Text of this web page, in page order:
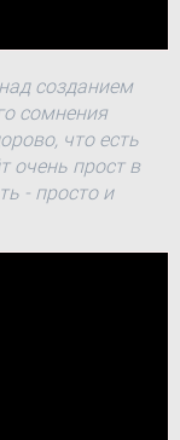
созданием
сомнения
что есть
очень прост в
- просто и